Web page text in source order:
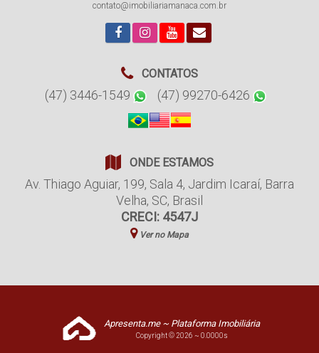
contato@imobiliariamanaca.com.br
CONTATOS
(47) 3446-1549 (47) 99270-6426
ONDE ESTAMOS
Av. Thiago Aguiar, 199, Sala 4, Jardim Icaraí, Barra
Velha, SC, Brasil
CRECI: 4547J
Ver no Mapa
Apresenta.me ~ Plataforma Imobiliária
Copyright © 2026 ~ 0.0000s